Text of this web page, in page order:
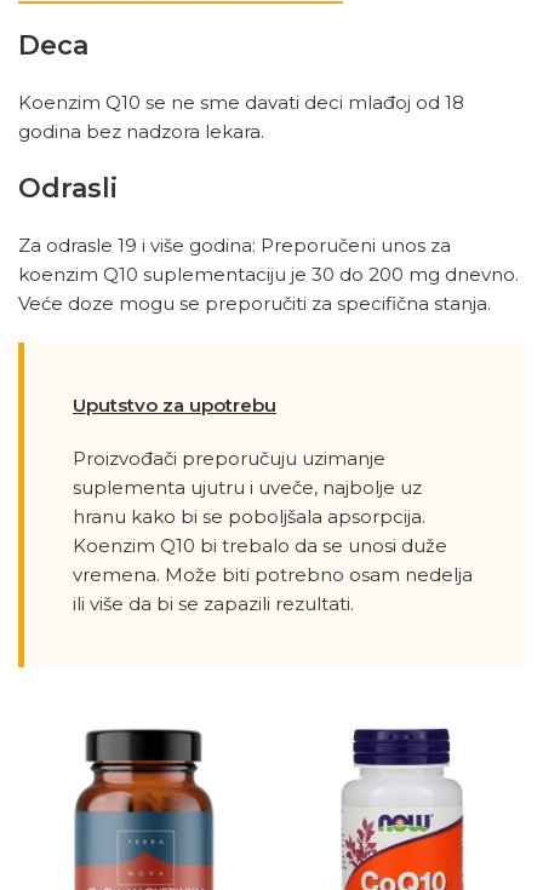
Deca
Koenzim Q10 se ne sme davati deci mlađoj od 18
godina bez nadzora lekara.
Odrasli
Za odrasle 19 i više godina: Preporučeni unos za
koenzim Q10 suplementaciju je 30 do 200 mg dnevno.
Veće doze mogu se preporučiti za specifična stanja.
Uputstvo za upotrebu
Proizvođači preporučuju uzimanje
suplementa ujutru i uveče, najbolje uz
hranu kako bi se poboljšala apsorpcija.
Koenzim Q10 bi trebalo da se unosi duže
vremena. Može biti potrebno osam nedelja
ili više da bi se zapazili rezultati.